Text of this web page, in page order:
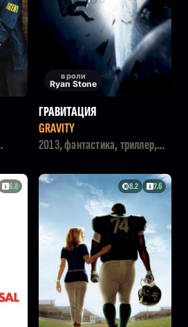
в роли
Ryan Stone
ГРАВИТАЦИЯ
GRAVITY
2013, фантастика, триллер,
6.8 8.2 7.6